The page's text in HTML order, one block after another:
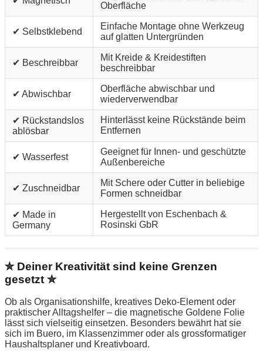
Oberfläche
✔ Selbstklebend
Einfache Montage ohne Werkzeug
auf glatten Untergründen
✔ Beschreibbar
Mit Kreide & Kreidestiften
beschreibbar
✔ Abwischbar
Oberfläche abwischbar und
wiederverwendbar
✔ Rückstandslos
ablösbar
Hinterlässt keine Rückstände beim
Entfernen
✔ Wasserfest
Geeignet für Innen- und geschützte
Außenbereiche
✔ Zuschneidbar
Mit Schere oder Cutter in beliebige
Formen schneidbar
✔ Made in
Germany
Hergestellt von Eschenbach &
Rosinski GbR
✮ Deiner Kreativität sind keine Grenzen
gesetzt ✮
Ob als Organisationshilfe, kreatives Deko-Element oder
praktischer Alltagshelfer – die magnetische Goldene Folie
lässt sich vielseitig einsetzen. Besonders bewährt hat sie
sich im Buero, im Klassenzimmer oder als grossformatiger
Haushaltsplaner und Kreativboard.